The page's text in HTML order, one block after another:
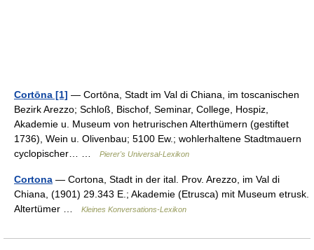
Cortōna [1] — Cortōna, Stadt im Val di Chiana, im toscanischen
Bezirk Arezzo; Schloß, Bischof, Seminar, College, Hospiz,
Akademie u. Museum von hetrurischen Alterthümern (gestiftet
1736), Wein u. Olivenbau; 5100 Ew.; wohlerhaltene Stadtmauern
cyclopischer… …
Pierer's Universal-Lexikon
Cortona — Cortona, Stadt in der ital. Prov. Arezzo, im Val di
Chiana, (1901) 29.343 E.; Akademie (Etrusca) mit Museum etrusk.
Altertümer …
Kleines Konversations-Lexikon